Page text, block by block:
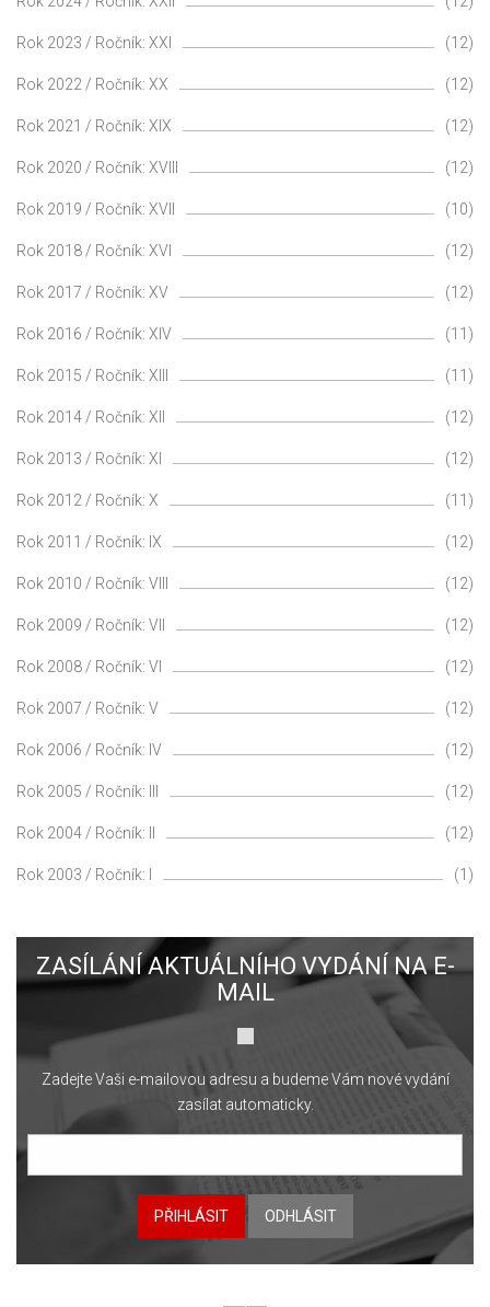
Rok 2023 / Ročník: XXI (12)
Rok 2022 / Ročník: XX (12)
Rok 2021 / Ročník: XIX (12)
Rok 2020 / Ročník: XVIII (12)
Rok 2019 / Ročník: XVII (10)
Rok 2018 / Ročník: XVI (12)
Rok 2017 / Ročník: XV (12)
Rok 2016 / Ročník: XIV (11)
Rok 2015 / Ročník: XIII (11)
Rok 2014 / Ročník: XII (12)
Rok 2013 / Ročník: XI (12)
Rok 2012 / Ročník: X (11)
Rok 2011 / Ročník: IX (12)
Rok 2010 / Ročník: VIII (12)
Rok 2009 / Ročník: VII (12)
Rok 2008 / Ročník: VI (12)
Rok 2007 / Ročník: V (12)
Rok 2006 / Ročník: IV (12)
Rok 2005 / Ročník: III (12)
Rok 2004 / Ročník: II (12)
Rok 2003 / Ročník: I (1)
ZASÍLÁNÍ AKTUÁLNÍHO VYDÁNÍ NA E-
MAIL
Zadejte Vaši e-mailovou adresu a budeme Vám nové vydání
zasílat automaticky.
PŘIHLÁSIT ODHLÁSIT